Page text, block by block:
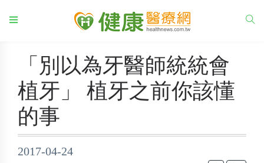
「別以為牙醫師統統會
植牙」 植牙之前你該懂
的事
2017-04-24